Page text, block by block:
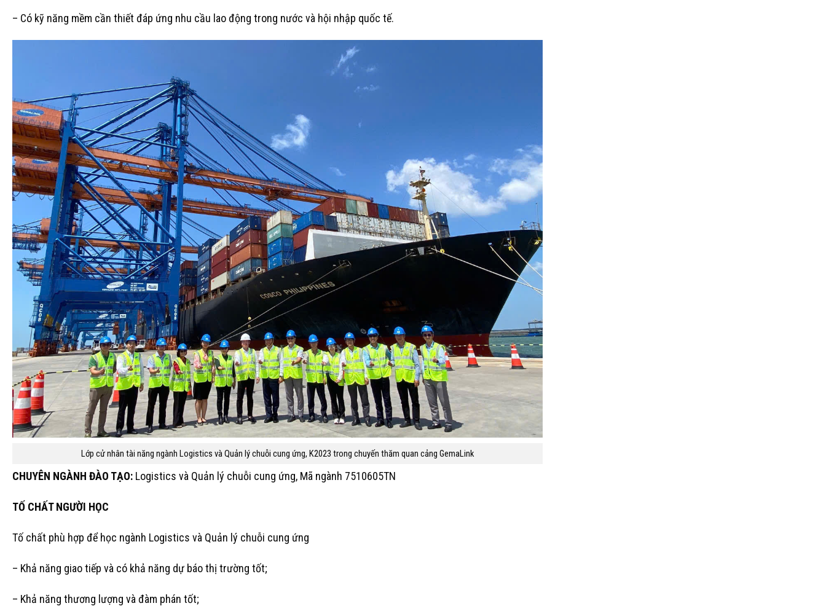
– Có kỹ năng mềm cần thiết đáp ứng nhu cầu lao động trong nước và hội nhập quốc tế.
Lớp cử nhân tài năng ngành Logistics và Quản lý chuỗi cung ứng, K2023 trong chuyến thăm quan cảng GemaLink
CHUYÊN NGÀNH ĐÀO TẠO: Logistics và Quản lý chuỗi cung ứng, Mã ngành 7510605TN
TỐ CHẤT NGƯỜI HỌC
Tố chất phù hợp để học ngành Logistics và Quản lý chuỗi cung ứng
– Khả năng giao tiếp và có khả năng dự báo thị trường tốt;
– Khả năng thương lượng và đàm phán tốt;